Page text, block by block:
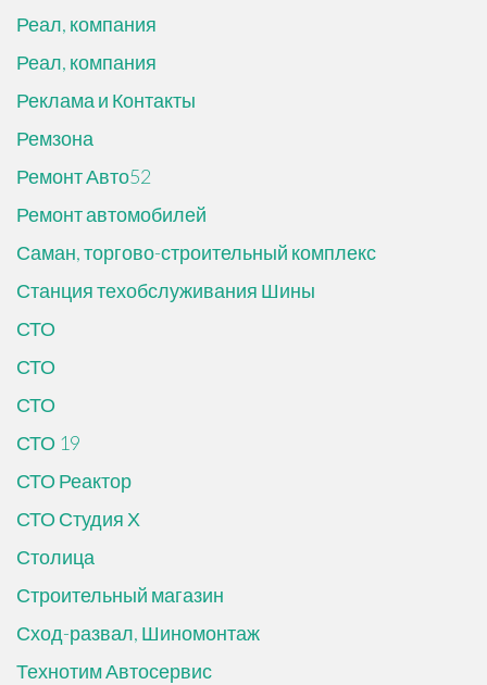
Реал, компания
Реал, компания
Реклама и Контакты
Ремзона
Ремонт Авто52
Ремонт автомобилей
Саман, торгово-строительный комплекс
Станция техобслуживания Шины
СТО
СТО
СТО
СТО 19
СТО Реактор
СТО Студия Х
Столица
Строительный магазин
Сход-развал, Шиномонтаж
Технотим Автосервис